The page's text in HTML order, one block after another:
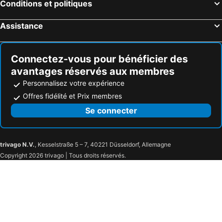
Bordeaux, Aquitaine Hôtels
Conditions et politiques
Assistance
Connectez-vous pour bénéficier des
avantages réservés aux membres
Personnalisez votre expérience
Offres fidélité et Prix membres
Se connecter
trivago N.V., Kesselstraße 5 – 7, 40221 Düsseldorf, Allemagne
Copyright 2026 trivago | Tous droits réservés.